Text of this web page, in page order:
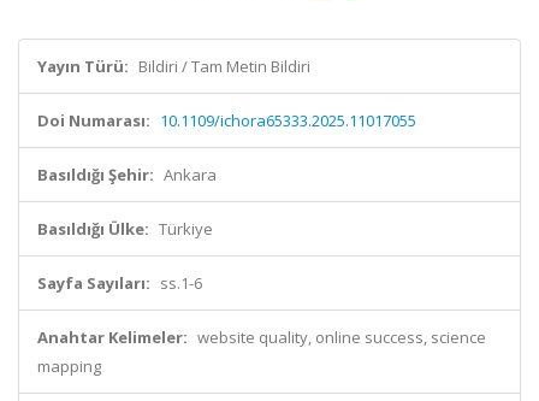
Yayın Türü: Bildiri / Tam Metin Bildiri
Doi Numarası: 10.1109/ichora65333.2025.11017055
Basıldığı Şehir: Ankara
Basıldığı Ülke: Türkiye
Sayfa Sayıları: ss.1-6
Anahtar Kelimeler: website quality, online success, science
mapping